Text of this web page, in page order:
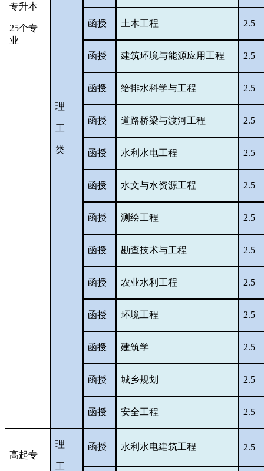
专升本
25个专
业
理
工
类
函授 土木工程 2.5
函授 建筑环境与能源应用工程 2.5
函授 给排水科学与工程 2.5
函授 道路桥梁与渡河工程 2.5
函授 水利水电工程 2.5
函授 水文与水资源工程 2.5
函授 测绘工程 2.5
函授 勘查技术与工程 2.5
函授 农业水利工程 2.5
函授 环境工程 2.5
函授 建筑学 2.5
函授 城乡规划 2.5
函授 安全工程 2.5
高起专
理
工
函授 水利水电建筑工程 2.5